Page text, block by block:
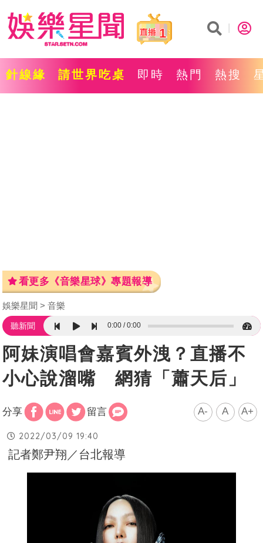
1
針線緣 請世界吃桌 即時 熱門 熱搜
看更多《音樂星球》專題報導
娛樂星聞 音樂
聽新聞 0:00 0:00
阿妹演唱會嘉賓外洩？直播不
小心說溜嘴 網猜「蕭天后」
分享 留言 A- A A+
2022/03/09 19:40
記者鄭尹翔／台北報導